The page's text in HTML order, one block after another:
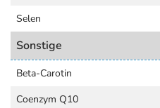
Informationen zu diesem
Allergene) sind bei den
hinterlegt. (oben)
Selen
Sonstige
Beta-Carotin
Coenzym Q10